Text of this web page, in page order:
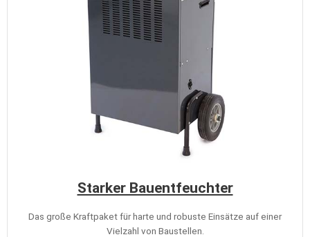
Starker Bauentfeuchter
Das große Kraftpaket für harte und robuste Einsätze auf einer
Vielzahl von Baustellen.